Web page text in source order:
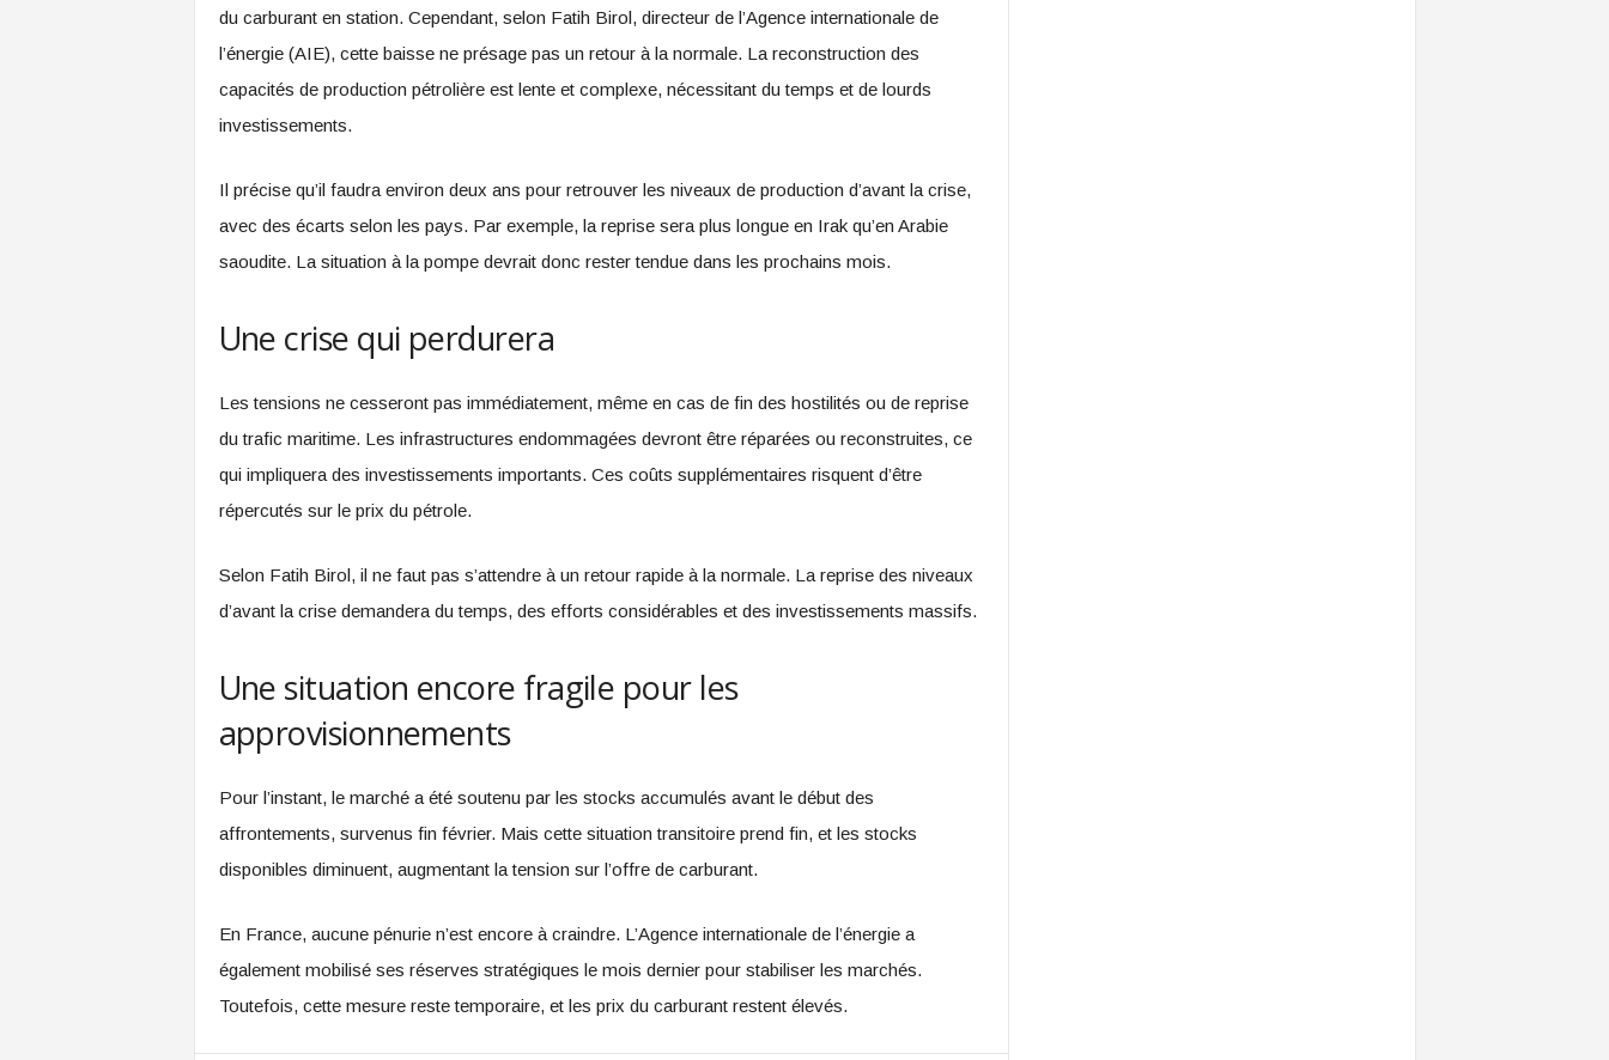
du carburant en station. Cependant, selon Fatih Birol, directeur de l’Agence internationale de
l’énergie (AIE), cette baisse ne présage pas un retour à la normale. La reconstruction des
capacités de production pétrolière est lente et complexe, nécessitant du temps et de lourds
investissements.
Il précise qu’il faudra environ deux ans pour retrouver les niveaux de production d’avant la crise,
avec des écarts selon les pays. Par exemple, la reprise sera plus longue en Irak qu’en Arabie
saoudite. La situation à la pompe devrait donc rester tendue dans les prochains mois.
Une crise qui perdurera
Les tensions ne cesseront pas immédiatement, même en cas de fin des hostilités ou de reprise
du trafic maritime. Les infrastructures endommagées devront être réparées ou reconstruites, ce
qui impliquera des investissements importants. Ces coûts supplémentaires risquent d’être
répercutés sur le prix du pétrole.
Selon Fatih Birol, il ne faut pas s’attendre à un retour rapide à la normale. La reprise des niveaux
d’avant la crise demandera du temps, des efforts considérables et des investissements massifs.
Une situation encore fragile pour les
approvisionnements
Pour l’instant, le marché a été soutenu par les stocks accumulés avant le début des
affrontements, survenus fin février. Mais cette situation transitoire prend fin, et les stocks
disponibles diminuent, augmentant la tension sur l’offre de carburant.
En France, aucune pénurie n’est encore à craindre. L’Agence internationale de l’énergie a
également mobilisé ses réserves stratégiques le mois dernier pour stabiliser les marchés.
Toutefois, cette mesure reste temporaire, et les prix du carburant restent élevés.